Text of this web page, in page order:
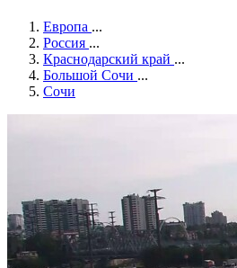
Европа ...
Россия ...
Краснодарский край ...
Большой Сочи ...
Сочи